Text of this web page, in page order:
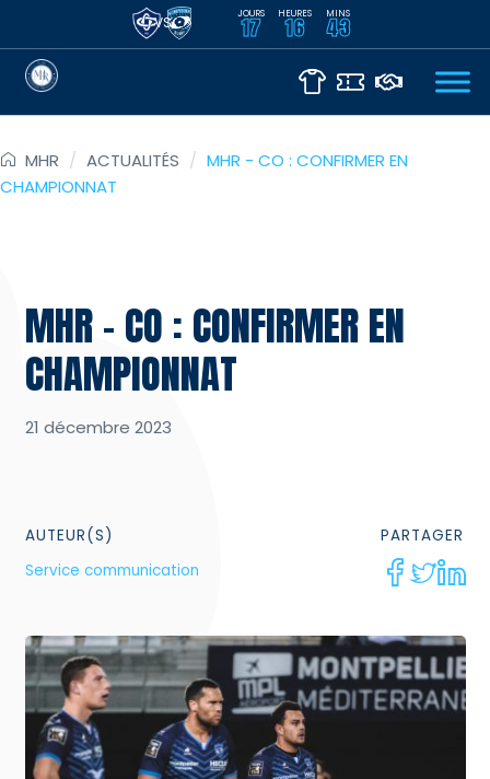
VS JOURS
17 HEURES
16 MINS
43
MHR / ACTUALITÉS / MHR - CO : CONFIRMER EN
CHAMPIONNAT
MHR – CO : CONFIRMER EN
CHAMPIONNAT
21 décembre 2023
AUTEUR(S)
Service communication
PARTAGER